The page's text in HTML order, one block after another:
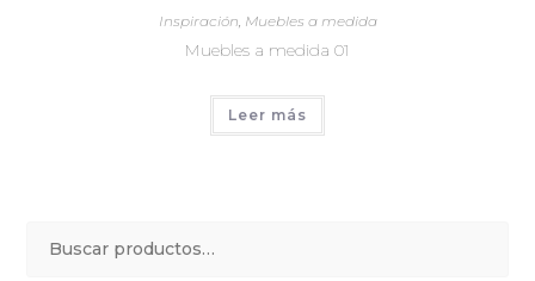
Inspiración Muebles a medida
Muebles a medida 01
Leer más